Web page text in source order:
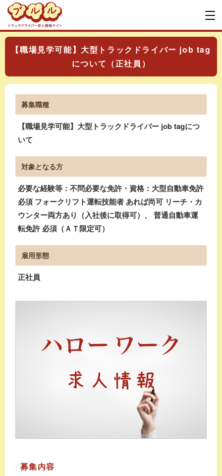
【職場見学可能】大型トラックドライバー job tag
について（正社員）
募集職種
【職場見学可能】大型トラックドライバー job tagにつ
いて
対象となる方
必要な経験等：不問必要な免許・資格：大型自動車免許
必須 フォークリフト運転技能者 あれば尚可 リーチ・カ
ウンター両方あり（入社後に取得可）、 普通自動車運
転免許 必須（ＡＴ限定可）
雇用形態
正社員
募集内容